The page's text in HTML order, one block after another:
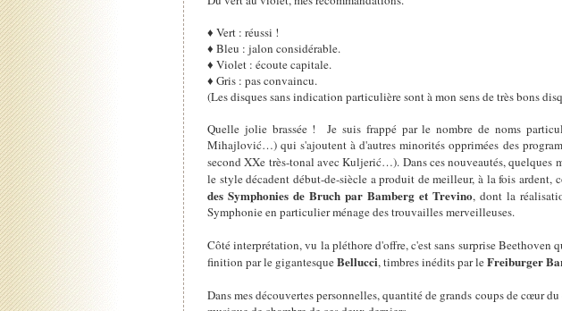
♦ Vert : réussi !
♦ Bleu : jalon considérable.
♦ Violet : écoute capitale.
♦ Gris : pas convaincu.
(Les disques sans indication particulière sont à mon sens de très bons
Quelle jolie brassée ! Je suis frappé par le nombre de noms
Mihajlović…) qui s'ajoutent à d'autres minorités opprimées des
second XXe très-tonal avec Kuljerić…). Dans ces nouveautés, quelques
le style décadent début-de-siècle a produit de meilleur, à la fois
des Symphonies de Bruch par Bamberg et Trevino, dont la
Symphonie en particulier ménage des trouvailles merveilleuses.
Côté interprétation, vu la pléthore d'offre, c'est sans surprise
finition par le gigantesqueBellucci, timbres inédits par leFreiburger
Dans mes découvertes personnelles, quantité de grands coups de cœur du